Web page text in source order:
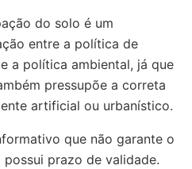
do solo é um
entre a política de
a política ambiental, já que
pressupõe a correta
artificial ou urbanístico.
que não garante o
prazo de validade.